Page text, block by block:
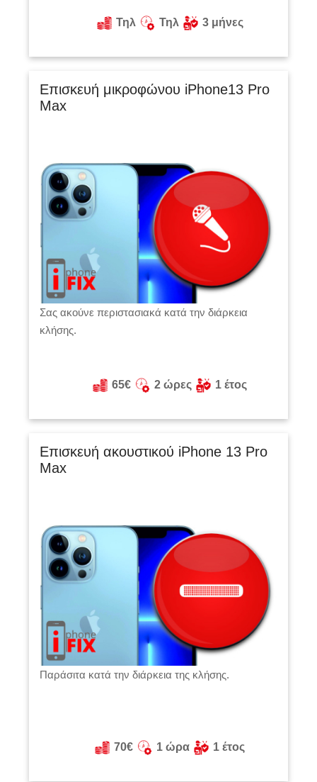
Τηλ Τηλ 3 μήνες
Επισκευή μικροφώνου iPhone13 Pro
Max
Σας ακούνε περιστασιακά κατά την διάρκεια
κλήσης.
65€ 2 ώρες 1 έτος
Επισκευή ακουστικού iPhone 13 Pro
Max
Παράσιτα κατά την διάρκεια της κλήσης.
70€ 1 ώρα 1 έτος